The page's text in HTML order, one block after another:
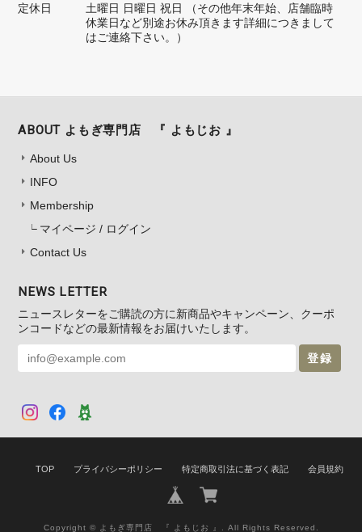
定休日
土曜日 日曜日 祝日 （その他年末年始、店舗臨時
休業日など別途お休み頂きます詳細につきまして
はご連絡下さい。）
ABOUT よもぎ専門店 『 よもじお 』
About Us
INFO
Membership
マイページ / ログイン
Contact Us
NEWS LETTER
ニュースレターをご購読の方に新商品やキャンペーン、クーポ
ンコードなどの最新情報をお届けいたします。
登録
TOP プライバシーポリシー 特定商取引法に基づく表記 会員規約
Copyright © よもぎ専門店 『 よもじお 』. All Rights Reserved.